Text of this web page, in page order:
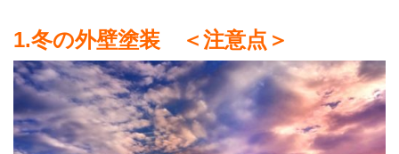
1.冬の外壁塗装 ＜注意点＞